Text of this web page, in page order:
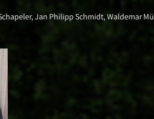
Jan Philipp Schmidt, Waldemar